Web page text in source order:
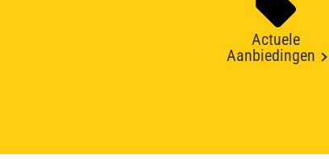
Actuele
Aanbiedingen